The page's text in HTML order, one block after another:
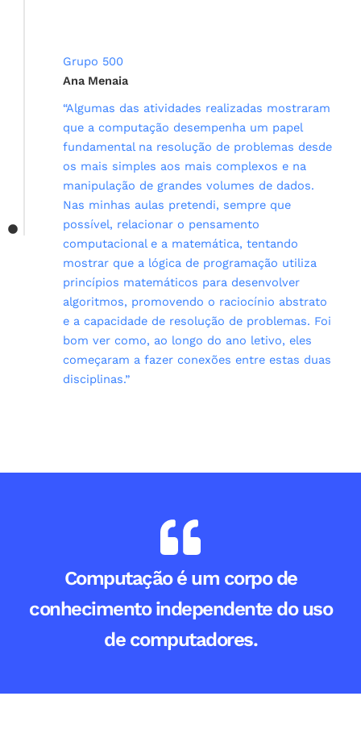
Grupo 500
Ana Menaia
“Algumas das atividades realizadas mostraram
que a computação desempenha um papel
fundamental na resolução de problemas desde
os mais simples aos mais complexos e na
manipulação de grandes volumes de dados.
Nas minhas aulas pretendi, sempre que
possível, relacionar o pensamento
computacional e a matemática, tentando
mostrar que a lógica de programação utiliza
princípios matemáticos para desenvolver
algoritmos, promovendo o raciocínio abstrato
e a capacidade de resolução de problemas. Foi
bom ver como, ao longo do ano letivo, eles
começaram a fazer conexões entre estas duas
disciplinas.”
Computação é um corpo de
conhecimento independente do uso
de computadores.